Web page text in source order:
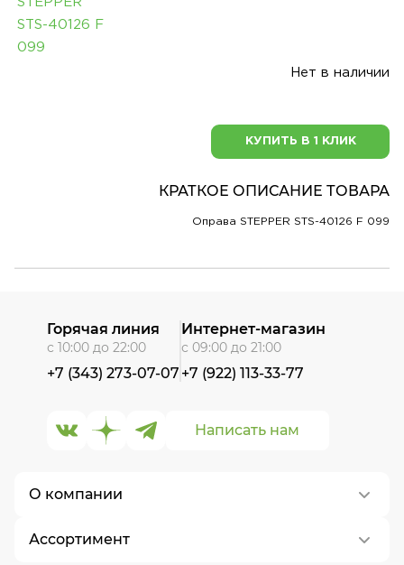
Нет в наличии
КУПИТЬ В 1 КЛИК
КРАТКОЕ ОПИСАНИЕ ТОВАРА
Оправа STEPPER STS-40126 F 099
О компании
О нас
Ассортимент
Написать нам
Горячая линия
с 10:00 до 22:00
+7 (343) 273-07-07
Интернет-магазин
с 09:00 до 21:00
+7 (922) 113-33-77